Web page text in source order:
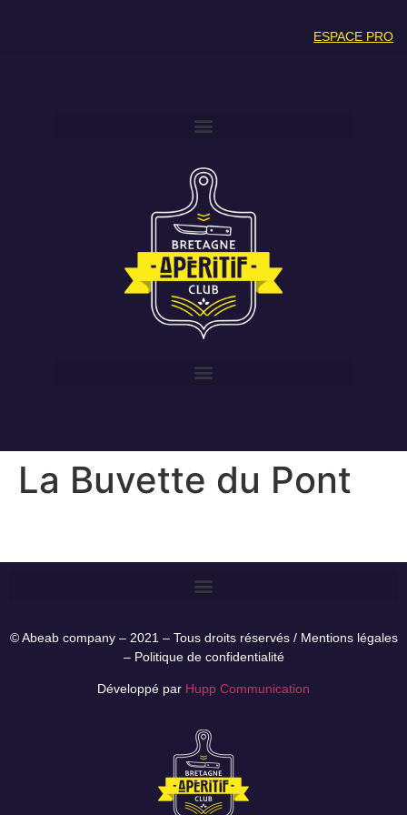
ESPACE PRO
La Buvette du Pont
© Abeab company – 2021 – Tous droits réservés / Mentions légales
– Politique de confidentialité
Développé par Hupp Communication